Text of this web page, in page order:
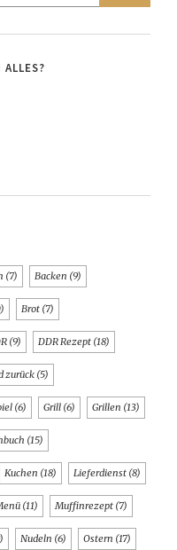
(7) Backen (9)
Brot (7)
(9) DDR Rezept (18)
zurück (5)
(6) Grill (6) Grillen (13)
(15)
Kuchen (18) Lieferdienst (8)
(11) Muffinrezept (7)
Nudeln (6) Ostern (17)